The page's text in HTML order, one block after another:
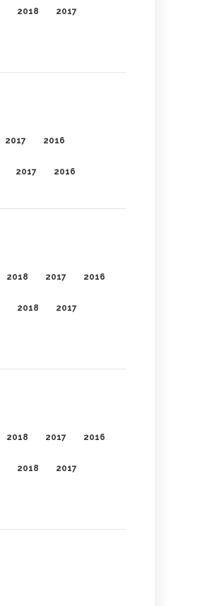
2018 2017
2017 2016
2017 2016
2018 2017 2016
2018 2017
2018 2017 2016
2018 2017